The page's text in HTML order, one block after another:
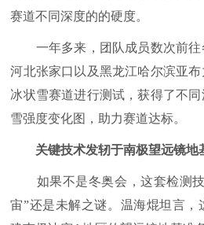
赛道不同深度的的硬度。
一年多来，团队成员数次前往
河北张家口以及黑龙江哈尔滨亚
冰状雪赛道进行测试，获得了不
雪强度变化图，助力赛道达标。
关键技术发轫于南极望远镜地
如果不是冬奥会，这套检测技
宙”还是未解之谜。温海焜坦言，